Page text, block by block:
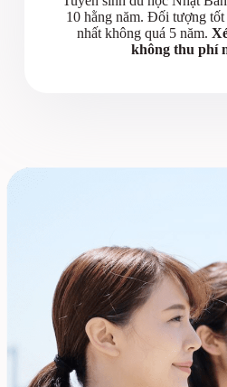
10 hằng năm. Đối tượng tốt
nhất không quá 5 năm.
không thu phí